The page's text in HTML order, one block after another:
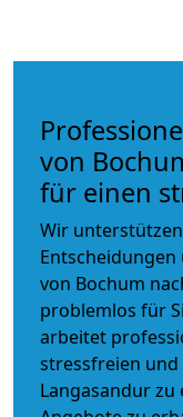
von
für einen
Wir
Entscheidungen
von Bochum
problemlos für
arbeitet
stressfreien
Langasandur